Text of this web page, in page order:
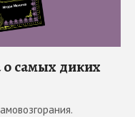
о самых диких